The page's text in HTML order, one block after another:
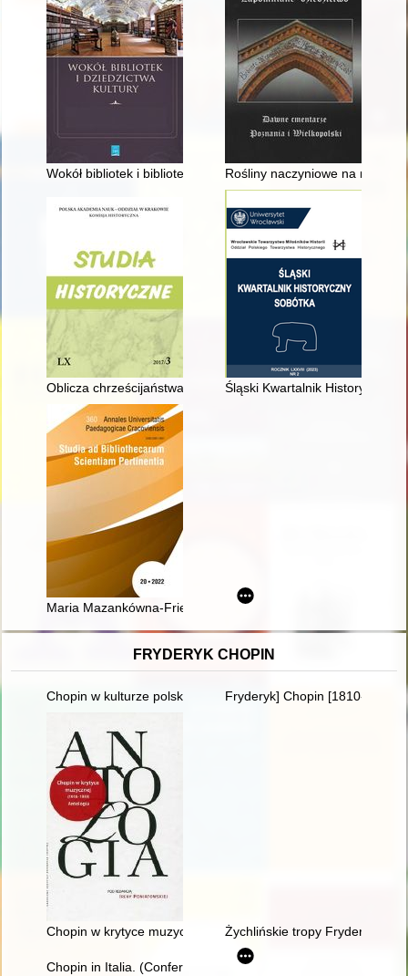
Wokół bibliotek i bibliotekoznawstwa : analiza dorobku
Rośliny naczyniowe na nowym
Oblicza chrześcijaństwa wschodniego - recenzja]
Śląski Kwartalnik Historyczny
Maria Mazankówna-Friedbergowa (1900-1993) : zapomniana
FRYDERYK CHOPIN
Chopin w kulturze polskiej Fryderyk] Chopin [1810-1849]
Chopin w krytyce muzycznej (1918-1939). Antologia
Żychlińskie tropy Fryderyka
Chopin in Italia. (Conferenze tenute nella Bibliotheca e